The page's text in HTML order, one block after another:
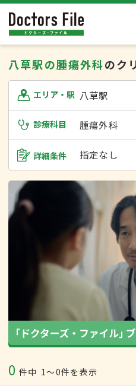
八草駅の腫瘍外科のク
エリア・駅 八草駅
診療科目 腫瘍外科
詳細条件 指定なし
0 件中 1〜0件を表示